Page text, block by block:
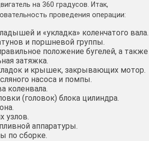
на 360 градусов. Итак,
проведения операции:
и «укладка» коленчатого вала.
и поршневой группы.
положение бугелей, а также
затяжка.
и крышек, закрывающих мотор.
насоса и помпы.
коленвала.
(головок) блока цилиндра.
узлов.
аппаратуры.
по сборке.